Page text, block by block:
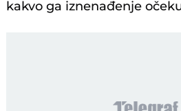
kakvo ga iznenađenje